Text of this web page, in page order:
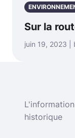
Sur la
juin 19, 2023 |
historique